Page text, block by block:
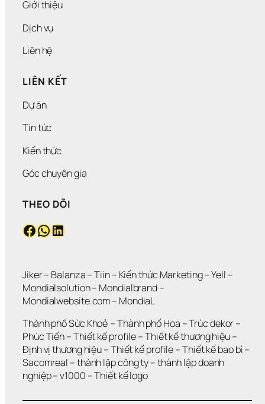
Giới thiệu
Dịch vụ
Liên hệ
LIÊN KẾT
Dự án
Tin tức
Kiến thức
Góc chuyên gia
THEO DÕI
Facebook WhatsApp LinkedIn
Jiker – Balanza – Tiin – Kiến thức Marketing – Yell
Mondialsolution – Mondialbrand
Mondialwebsite.com – MondiaL
Thành phố Sức Khoẻ – Thành phố Hoa – Trúc dekor
Phúc Tiến – Thiết kế profile – Thiết kế thương hiệu
Định vị thương hiệu – Thiết kế profile – Thiết kế bao bì
Sacomreal – thành lập công ty – thành lập doanh
nghiệp – v1000 – Thiết kế logo